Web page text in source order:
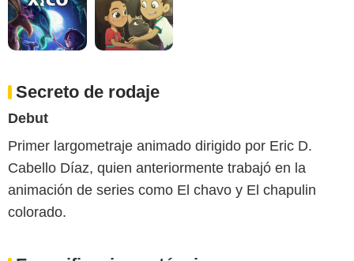
Secreto de rodaje
Debut
Primer largometraje animado dirigido por Eric D.
Cabello Díaz, quien anteriormente trabajó en la
animación de series como El chavo y El chapulin
colorado.